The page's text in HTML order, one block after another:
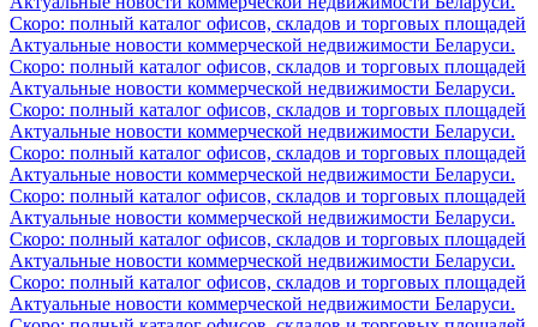
Скоро: полный каталог офисов, складов и торговых площадей
Актуальные новости коммерческой недвижимости Беларуси.
Скоро: полный каталог офисов, складов и торговых площадей
Актуальные новости коммерческой недвижимости Беларуси.
Скоро: полный каталог офисов, складов и торговых площадей
Актуальные новости коммерческой недвижимости Беларуси.
Скоро: полный каталог офисов, складов и торговых площадей
Актуальные новости коммерческой недвижимости Беларуси.
Скоро: полный каталог офисов, складов и торговых площадей
Актуальные новости коммерческой недвижимости Беларуси.
Скоро: полный каталог офисов, складов и торговых площадей
Актуальные новости коммерческой недвижимости Беларуси.
Скоро: полный каталог офисов, складов и торговых площадей
Актуальные новости коммерческой недвижимости Беларуси.